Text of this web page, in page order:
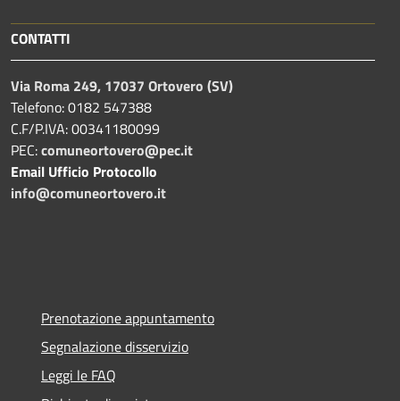
CONTATTI
Via Roma 249, 17037 Ortovero (SV)
Telefono: 0182 547388
C.F/P.IVA: 00341180099
PEC:comuneortovero@pec.it
Email Ufficio Protocollo
info@comuneortovero.it
Prenotazione appuntamento
Segnalazione disservizio
Leggi le FAQ